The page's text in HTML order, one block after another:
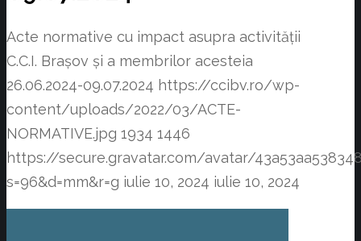
Acte normative cu impact asupra activității
C.C.I. Brașov și a membrilor acesteia
26.06.2024-09.07.2024 https://ccibv.ro/wp-
content/uploads/2022/03/ACTE-
NORMATIVE.jpg 1934 1446
https://secure.gravatar.com/avatar/
s=96&d=mm&r=g iulie 10, 2024 iulie 10, 2024